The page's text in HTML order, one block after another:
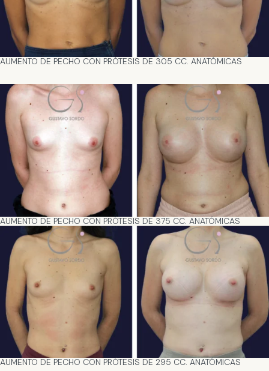
AUMENTO DE PECHO CON PRÓTESIS DE 305 CC. ANATÓMICAS
AUMENTO DE PECHO CON PRÓTESIS DE 375 CC. ANATÓMICAS
AUMENTO DE PECHO CON PRÓTESIS DE 295 CC. ANATÓMICAS